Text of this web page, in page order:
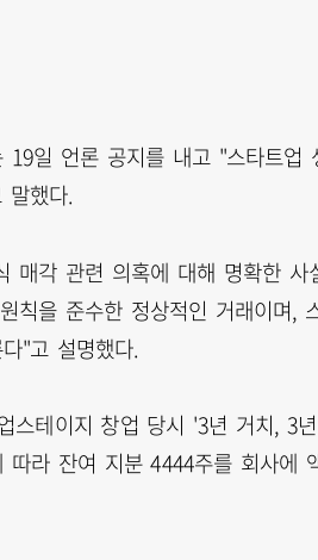
19일 언론 공지를 내고 "스타트
말했다.
매각 관련 의혹에 대해 명확한
칙을 준수한 정상적인 거래이며,
"고 설명했다.
스테이지 창업 당시 '3년 거치, 3
따라 잔여 지분 4444주를 회사에